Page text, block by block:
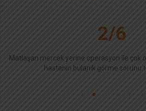
2/6
Matlaşan mercek yerine operasyon ile çok
hastanın bulanık görme sorunu
2